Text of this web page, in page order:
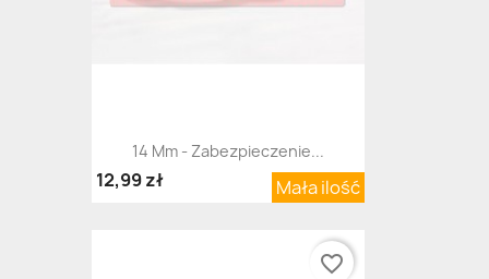
14 Mm - Zabezpieczenie...
Mała ilość
12,99 zł
favorite_border